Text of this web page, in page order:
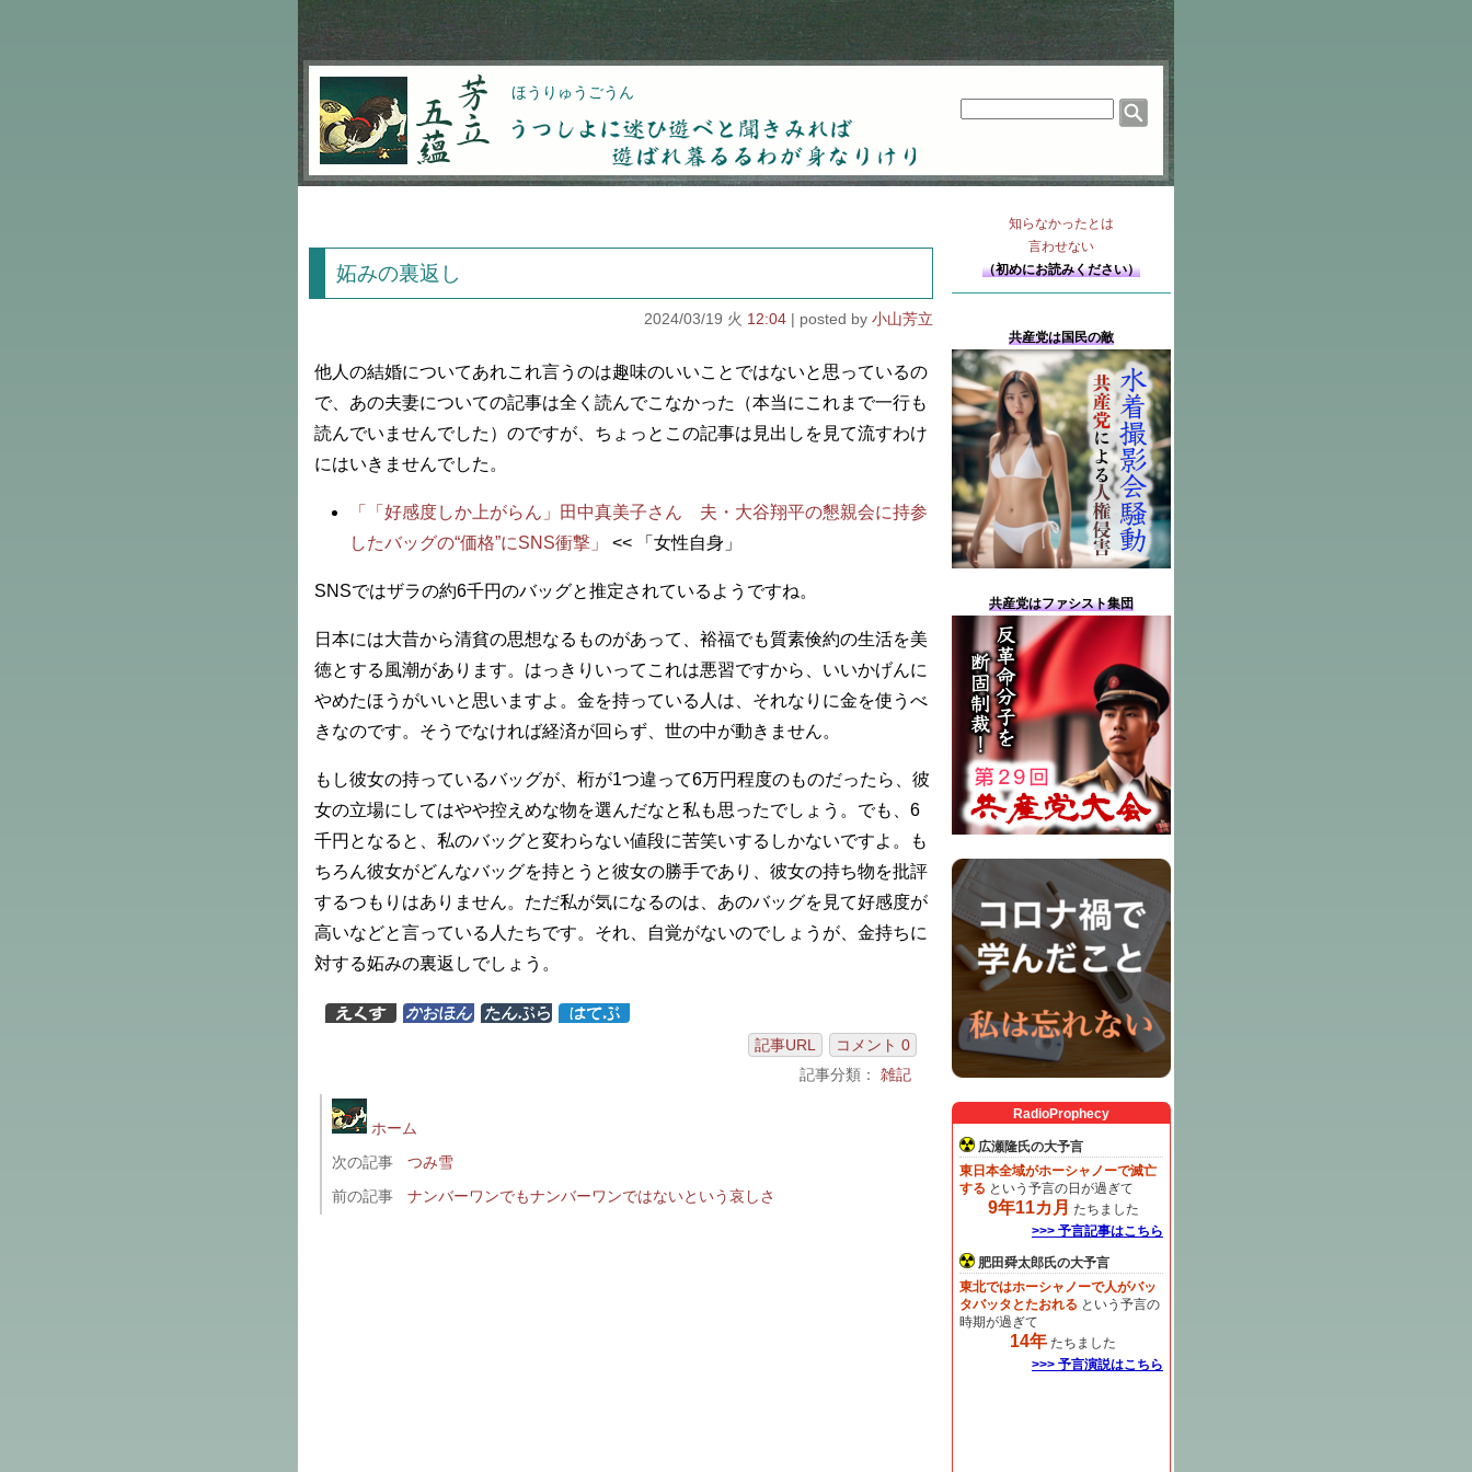
芳立五蘊 ほうりゅうごうん
うつしよに迷ひ遊べと聞きみれば遊ばれ暮るるわが
妬みの裏返し
2024/03/19 火 12:04 小山芳立
他人の結婚についてあれこれ言うのは趣味のいいことではないと思っているの
で、あの夫妻についての記事は全く読んでこなかった（本当にこれまで一行も
読んでいませんでした）のですが、ちょっとこの記事は見出しを見て流すわけ
にはいきませんでした。
「「好感度しか上がらん」田中真美子さん 夫・大谷翔平の懇親会に持参
したバッグの“価格”にSNS衝撃」
<< 「女性自身」
SNSではザラの約6千円のバッグと推定されているようですね。
日本には大昔から清貧の思想なるものがあって、裕福でも質素倹約の生活を美
徳とする風潮があります。はっきりいってこれは悪習ですから、いいかげんに
やめたほうがいいと思いますよ。金を持っている人は、それなりに金を使うべ
きなのです。そうでなければ経済が回らず、世の中が動きません。
もし彼女の持っているバッグが、桁が1つ違って6万円程度のものだったら、彼
女の立場にしてはやや控えめな物を選んだなと私も思ったでしょう。でも、6
千円となると、私のバッグと変わらない値段に苦笑いするしかないですよ。も
ちろん彼女がどんなバッグを持とうと彼女の勝手であり、彼女の持ち物を批評
するつもりはありません。ただ私が気になるのは、あのバッグを見て好感度が
高いなどと言っている人たちです。それ、自覚がないのでしょうが、金持ちに
対する妬みの裏返しでしょう。
記事URL
コメント 0
記事分類： 雑記
ホーム
次の記事
つみ雪
前の記事
ナンバーワンでもナンバーワンではないという哀しさ
知らなかったとは
言わせない
（初めにお読みください）
共産党は国民の敵
共産党はファシスト集団